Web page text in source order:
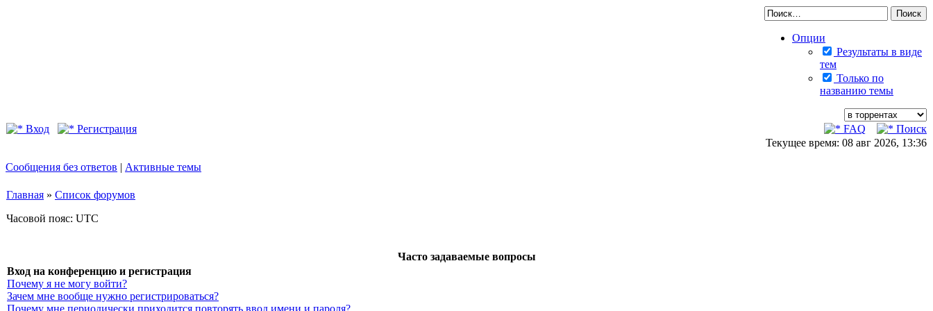
Опции
Результаты в виде
тем
Только по
названию темы
Вход Регистрация FAQ
Поиск
Текущее время: 08 авг 2026, 13:36
Сообщения без ответов | Активные темы
Главная » Список форумов
Часовой пояс: UTC
Часто задаваемые вопросы
Вход на конференцию и регистрация
Почему я не могу войти?
Зачем мне вообще нужно регистрироваться?
Почему мне периодически приходится повторять ввод имени и пароля?